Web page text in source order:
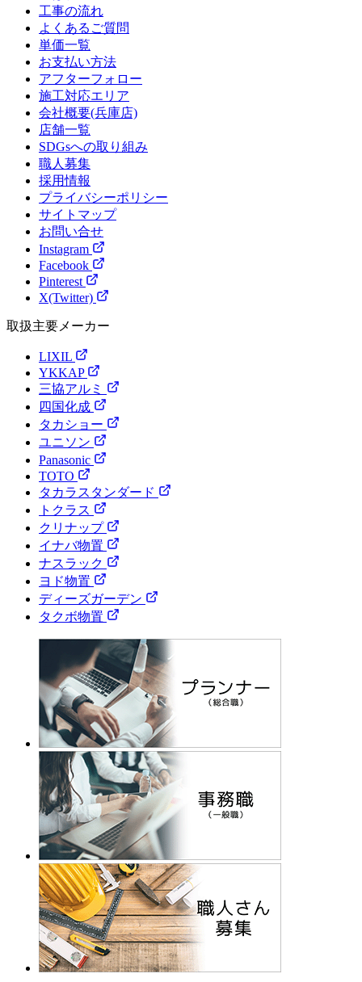
工事の流れ
よくあるご質問
単価一覧
お支払い方法
アフターフォロー
施工対応エリア
会社概要(兵庫店)
店舗一覧
SDGsへの取り組み
職人募集
採用情報
プライバシーポリシー
サイトマップ
お問い合せ
Instagram
Facebook
Pinterest
X(Twitter)
取扱主要メーカー
LIXIL
YKKAP
三協アルミ
四国化成
タカショー
ユニソン
Panasonic
TOTO
タカラスタンダード
トクラス
クリナップ
イナバ物置
ナスラック
ヨド物置
ディーズガーデン
タクボ物置